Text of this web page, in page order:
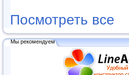
Посмотреть все
Мы рекомендуем